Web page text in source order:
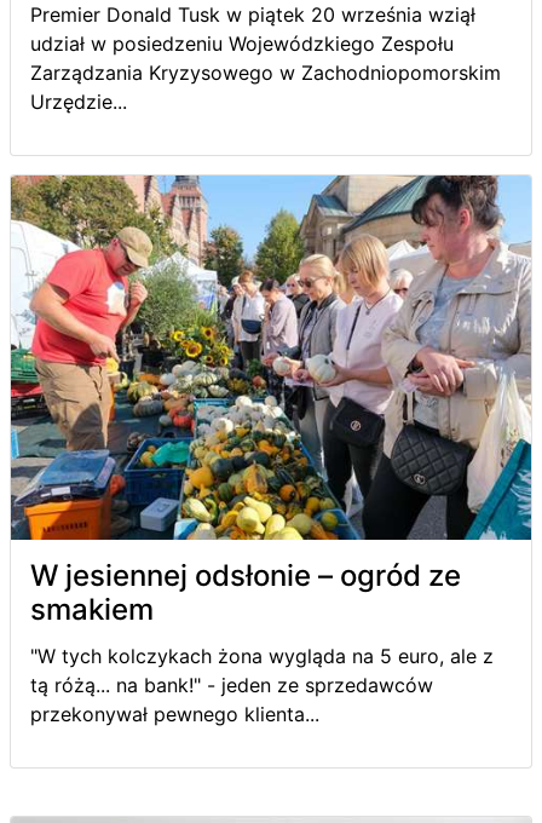
Premier Donald Tusk w piątek 20 września wziął
udział w posiedzeniu Wojewódzkiego Zespołu
Zarządzania Kryzysowego w Zachodniopomorskim
Urzędzie...
W jesiennej odsłonie – ogród ze
smakiem
"W tych kolczykach żona wygląda na 5 euro, ale z
tą różą... na bank!" - jeden ze sprzedawców
przekonywał pewnego klienta...